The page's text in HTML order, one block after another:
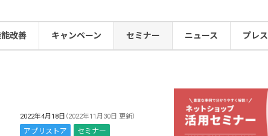
複数店舗との連携
改善 キャンペーン セミナー ニュース プレス
2022年4月18日 （2022年11月30日 更新）
アプリストア セミナー